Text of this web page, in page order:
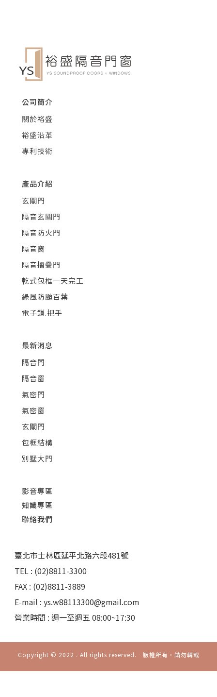
公司簡介
關於裕盛
裕盛沿革
專利技術
產品介紹
玄關門
隔音玄關門
隔音防火門
隔音窗
隔音摺疊門
乾式包框一天完工
綠風防颱百葉
電子鎖.把手
最新消息
隔音門
隔音窗
氣密門
氣密窗
玄關門
包框結構
別墅大門
影音專區
知識專區
聯絡我們
臺北市士林區延平北路六段481號
TEL : (02)8811-3300
FAX : (02)8811-3889
E-mail : ys.w88113300@gmail.com
營業時間 : 週一至週五 08:00~17:30
Copyright © 2022 . All rights reserved. 版權所有‧請勿轉載